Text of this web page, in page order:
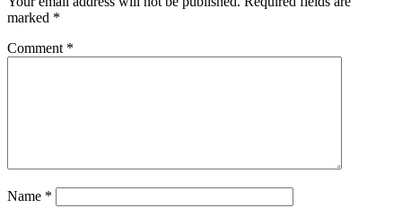
marked *
Comment *
Name *